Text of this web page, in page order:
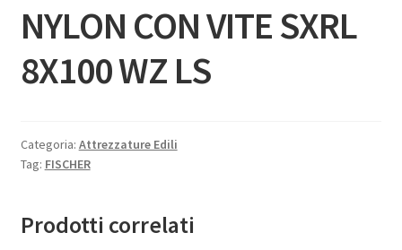
NYLON CON VITE SXRL
8X100 WZ LS
Categoria: Attrezzature Edili
Tag: FISCHER
Prodotti correlati